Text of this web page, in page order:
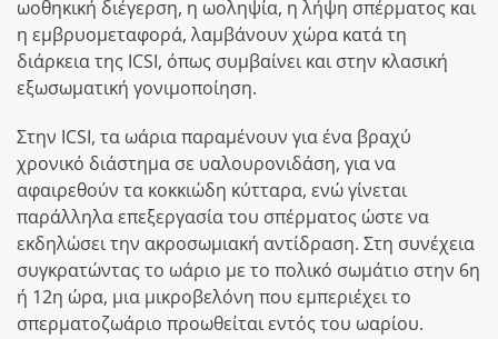
ωοθηκική διέγερση, η ωοληψία, η λήψη σπέρματος και
η εμβρυομεταφορά, λαμβάνουν χώρα κατά τη
διάρκεια της ICSI, όπως συμβαίνει και στην κλασική
εξωσωματική γονιμοποίηση.
Στην ICSI, τα ωάρια παραμένουν για ένα βραχύ
χρονικό διάστημα σε υαλουρονιδάση, για να
αφαιρεθούν τα κοκκιώδη κύτταρα, ενώ γίνεται
παράλληλα επεξεργασία του σπέρματος ώστε να
εκδηλώσει την ακροσωμιακή αντίδραση. Στη συνέχεια
συγκρατώντας το ωάριο με το πολικό σωμάτιο στην 6η
ή 12η ώρα, μια μικροβελόνη που εμπεριέχει το
σπερματοζωάριο προωθείται εντός του ωαρίου.